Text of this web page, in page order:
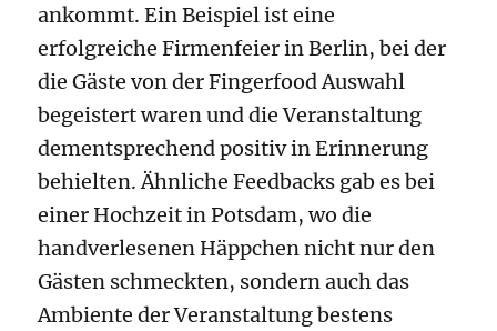
ankommt. Ein Beispiel ist eine
erfolgreiche Firmenfeier in Berlin, bei der
die Gäste von der Fingerfood Auswahl
begeistert waren und die Veranstaltung
dementsprechend positiv in Erinnerung
behielten. Ähnliche Feedbacks gab es bei
einer Hochzeit in Potsdam, wo die
handverlesenen Häppchen nicht nur den
Gästen schmeckten, sondern auch das
Ambiente der Veranstaltung bestens